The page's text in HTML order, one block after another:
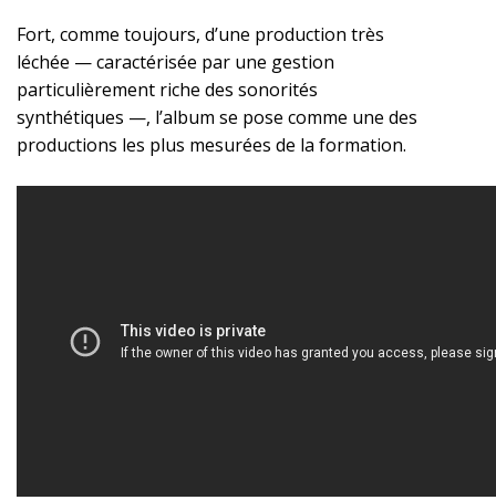
Fort, comme toujours, d’une production très
léchée — caractérisée par une gestion
particulièrement riche des sonorités
synthétiques —, l’album se pose comme une des
productions les plus mesurées de la formation.